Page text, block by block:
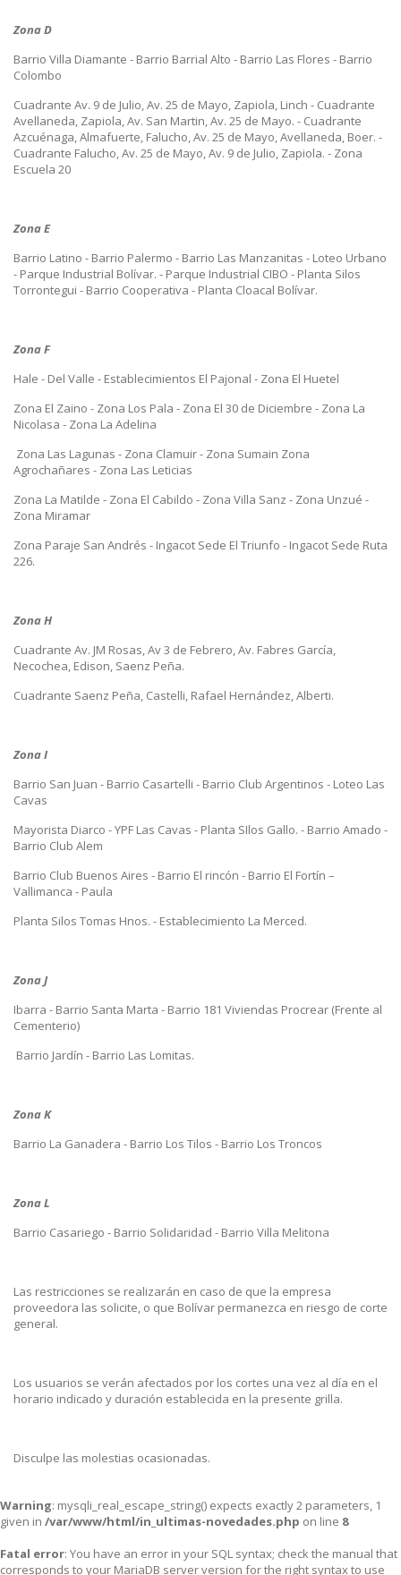
Zona D
Barrio Villa Diamante - Barrio Barrial Alto - Barrio Las Flores - Barrio
Colombo
Cuadrante Av. 9 de Julio, Av. 25 de Mayo, Zapiola, Linch - Cuadrante
Avellaneda, Zapiola, Av. San Martin, Av. 25 de Mayo. - Cuadrante
Azcuénaga, Almafuerte, Falucho, Av. 25 de Mayo, Avellaneda, Boer. -
Cuadrante Falucho, Av. 25 de Mayo, Av. 9 de Julio, Zapiola. - Zona
Escuela 20
Zona E
Barrio Latino - Barrio Palermo - Barrio Las Manzanitas - Loteo Urbano
- Parque Industrial Bolívar. - Parque Industrial CIBO - Planta Silos
Torrontegui - Barrio Cooperativa - Planta Cloacal Bolívar.
Zona F
Hale - Del Valle - Establecimientos El Pajonal - Zona El Huetel
Zona El Zaino - Zona Los Pala - Zona El 30 de Diciembre - Zona La
Nicolasa - Zona La Adelina
Zona Las Lagunas - Zona Clamuir - Zona Sumain Zona
Agrochañares - Zona Las Leticias
Zona La Matilde - Zona El Cabildo - Zona Villa Sanz - Zona Unzué -
Zona Miramar
Zona Paraje San Andrés - Ingacot Sede El Triunfo - Ingacot Sede Ruta
226.
Zona H
Cuadrante Av. JM Rosas, Av 3 de Febrero, Av. Fabres García,
Necochea, Edison, Saenz Peña.
Cuadrante Saenz Peña, Castelli, Rafael Hernández, Alberti.
Zona I
Barrio San Juan - Barrio Casartelli - Barrio Club Argentinos - Loteo Las
Cavas
Mayorista Diarco - YPF Las Cavas - Planta SIlos Gallo. - Barrio Amado -
Barrio Club Alem
Barrio Club Buenos Aires - Barrio El rincón - Barrio El Fortín –
Vallimanca - Paula
Planta Silos Tomas Hnos. - Establecimiento La Merced.
Zona J
Ibarra - Barrio Santa Marta - Barrio 181 Viviendas Procrear (Frente al
Cementerio)
Barrio Jardín - Barrio Las Lomitas.
Zona K
Barrio La Ganadera - Barrio Los Tilos - Barrio Los Troncos
Zona L
Barrio Casariego - Barrio Solidaridad - Barrio Villa Melitona
Las restricciones se realizarán en caso de que la empresa
proveedora las solicite, o que Bolívar permanezca en riesgo de corte
general.
Los usuarios se verán afectados por los cortes una vez al día en el
horario indicado y duración establecida en la presente grilla.
Disculpe las molestias ocasionadas.
Warning: mysqli_real_escape_string() expects exactly 2 parameters, 1
given in /var/www/html/in_ultimas-novedades.php on line 8
Fatal error: You have an error in your SQL syntax; check the manual that
corresponds to your MariaDB server version for the right syntax to use